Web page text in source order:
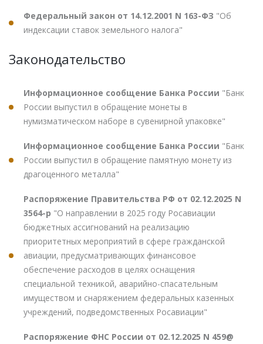
Федеральный закон от 14.12.2001 N 163-ФЗ "Об
индексации ставок земельного налога"
Законодательство
Информационное сообщение Банка России "Банк
России выпустил в обращение монеты в
нумизматическом наборе в сувенирной упаковке"
Информационное сообщение Банка России "Банк
России выпустил в обращение памятную монету из
драгоценного металла"
Распоряжение Правительства РФ от 02.12.2025 N
3564-р "О направлении в 2025 году Росавиации
бюджетных ассигнований на реализацию
приоритетных мероприятий в сфере гражданской
авиации, предусматривающих финансовое
обеспечение расходов в целях оснащения
специальной техникой, аварийно-спасательным
имуществом и снаряжением федеральных казенных
учреждений, подведомственных Росавиации"
Распоряжение ФНС России от 02.12.2025 N 459@